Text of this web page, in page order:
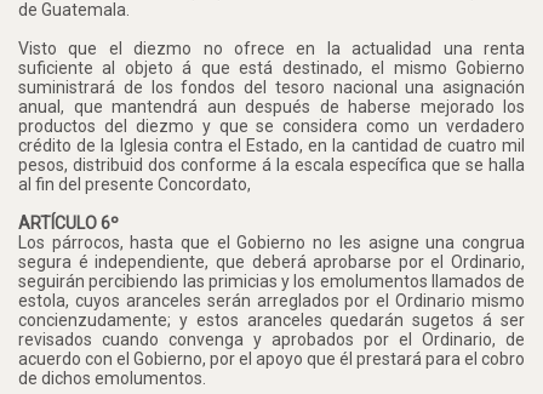
de Guatemala.
Visto que el diezmo no ofrece en la actualidad una renta
suficiente al objeto á que está destinado, el mismo Gobierno
suministrará de los fondos del tesoro nacional una asignación
anual, que mantendrá aun después de haberse mejorado los
productos del diezmo y que se considera como un verdadero
crédito de la Iglesia contra el Estado, en la cantidad de cuatro mil
pesos, distribuid dos conforme á la escala específica que se halla
al fin del presente Concordato,
ARTÍCULO 6º
Los párrocos, hasta que el Gobierno no les asigne una congrua
segura é independiente, que deberá aprobarse por el Ordinario,
seguirán percibiendo las primicias y los emolumentos llamados de
estola, cuyos aranceles serán arreglados por el Ordinario mismo
concienzudamente; y estos aranceles quedarán sugetos á ser
revisados cuando convenga y aprobados por el Ordinario, de
acuerdo con el Gobierno, por el apoyo que él prestará para el cobro
de dichos emolumentos.